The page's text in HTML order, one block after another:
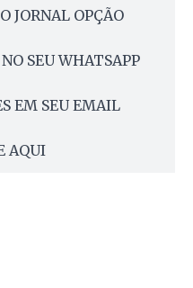
JORNAL OPÇÃO
SEU WHATSAPP
EM SEU EMAIL
AQUI